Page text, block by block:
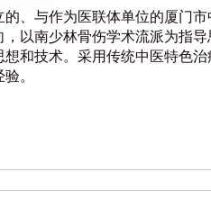
、与作为医联体单位的厦门市
以南少林骨伤学术流派为指
和技术。采用传统中医特色
。